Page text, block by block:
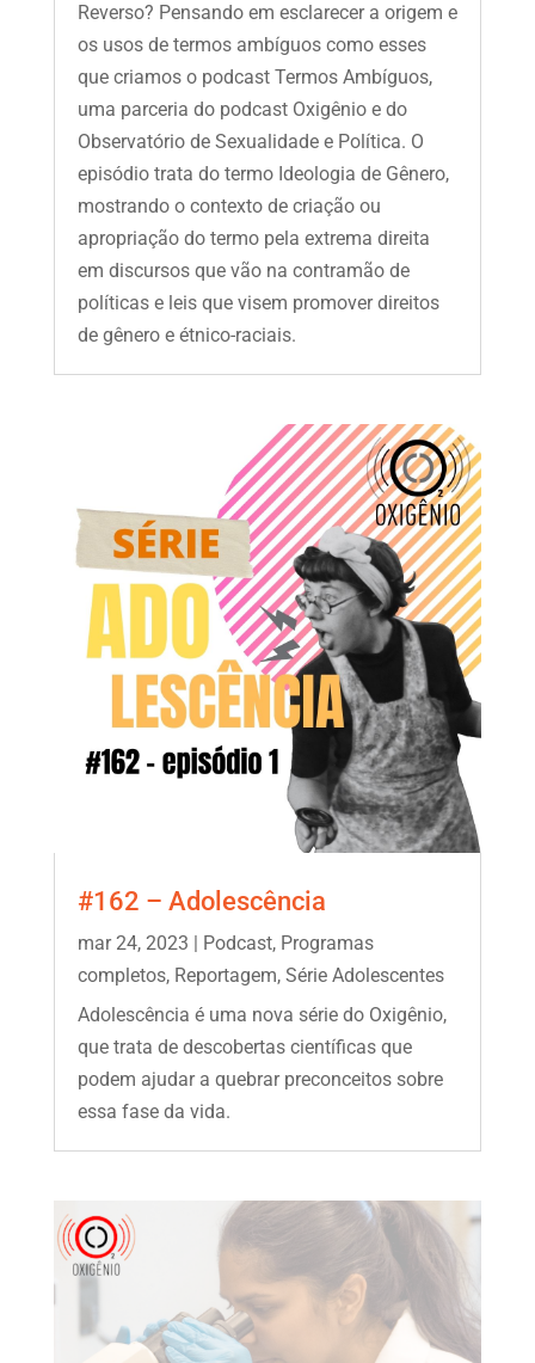
Reverso? Pensando em esclarecer a origem e
os usos de termos ambíguos como esses
que criamos o podcast Termos Ambíguos,
uma parceria do podcast Oxigênio e do
Observatório de Sexualidade e Política. O
episódio trata do termo Ideologia de Gênero,
mostrando o contexto de criação ou
apropriação do termo pela extrema direita
em discursos que vão na contramão de
políticas e leis que visem promover direitos
de gênero e étnico-raciais.
#162 – Adolescência
mar 24, 2023 | Podcast, Programas
completos, Reportagem, Série Adolescentes
Adolescência é uma nova série do Oxigênio,
que trata de descobertas científicas que
podem ajudar a quebrar preconceitos sobre
essa fase da vida.